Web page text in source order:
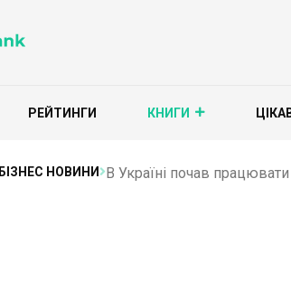
РЕЙТИНГИ КНИГИ
БІЗНЕС НОВИНИ В Україні почав